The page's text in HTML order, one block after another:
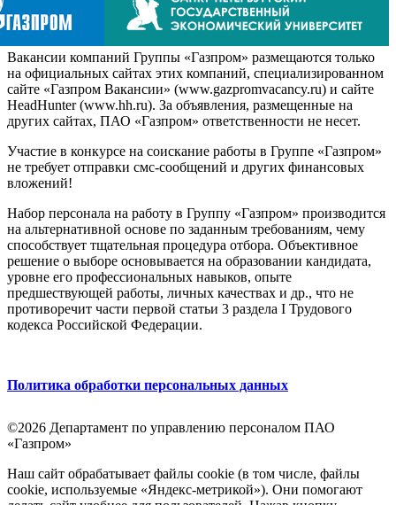
Вакансии компаний Группы «Газпром» размещаются только
на официальных сайтах этих компаний, специализированном
сайте «Газпром Вакансии» (www.gazpromvacancy.ru) и сайте
HeadHunter (www.hh.ru). За объявления, размещенные на
других сайтах, ПАО «Газпром» ответственности не несет.
Участие в конкурсе на соискание работы в Группе «Газпром»
не требует отправки смс-сообщений и других финансовых
вложений!
Набор персонала на работу в Группу «Газпром» производится
на альтернативной основе по заданным требованиям, чему
способствует тщательная процедура отбора. Объективное
решение о выборе основывается на образовании кандидата,
уровне его профессиональных навыков, опыте
предшествующей работы, личных качествах и др., что не
противоречит части первой статьи 3 раздела I Трудового
кодекса Российской Федерации.
Политика обработки персональных данных
©2026 Департамент по управлению персоналом ПАО
«Газпром»
Наш сайт обрабатывает файлы cookie (в том числе, файлы
cookie, используемые «Яндекс-метрикой»). Они помогают